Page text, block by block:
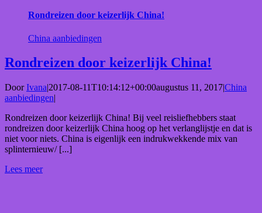
Rondreizen door keizerlijk China!
China aanbiedingen
Rondreizen door keizerlijk China!
DoorIvana|2017-08-11T10:14:12+00:00augustus 11, 2017|China
aanbiedingen|
Rondreizen door keizerlijk China! Bij veel reisliefhebbers staat
rondreizen door keizerlijk China hoog op het verlanglijstje en dat is
niet voor niets. China is eigenlijk een indrukwekkende mix van
splinternieuw/ [...]
Lees meer